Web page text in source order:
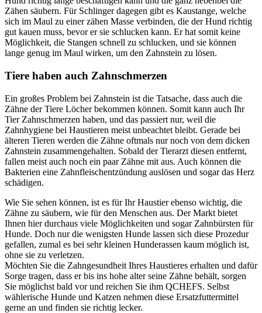
Zähen säubern. Für Schlinger dagegen gibt es Kaustange, welche
sich im Maul zu einer zähen Masse verbinden, die der Hund richtig
gut kauen muss, bevor er sie schlucken kann. Er hat somit keine
Möglichkeit, die Stangen schnell zu schlucken, und sie können
lange genug im Maul wirken, um den Zahnstein zu lösen.
Tiere haben auch Zahnschmerzen
Ein großes Problem bei Zahnstein ist die Tatsache, dass auch die
Zähne der Tiere Löcher bekommen können. Somit kann auch Ihr
Tier Zahnschmerzen haben, und das passiert nur, weil die
Zahnhygiene bei Haustieren meist unbeachtet bleibt. Gerade bei
älteren Tieren werden die Zähne oftmals nur noch von dem dicken
Zahnstein zusammengehalten. Sobald der Tierarzt diesen entfernt,
fallen meist auch noch ein paar Zähne mit aus. Auch können die
Bakterien eine Zahnfleischentzündung auslösen und sogar das Herz
schädigen.
Wie Sie sehen können, ist es für Ihr Haustier ebenso wichtig, die
Zähne zu säubern, wie für den Menschen aus. Der Markt bietet
Ihnen hier durchaus viele Möglichkeiten und sogar Zahnbürsten für
Hunde. Doch nur die wenigsten Hunde lassen sich diese Prozedur
gefallen, zumal es bei sehr kleinen Hunderassen kaum möglich ist,
ohne sie zu verletzen.
Möchten Sie die Zahngesundheit Ihres Haustieres erhalten und dafür
Sorge tragen, dass er bis ins hohe alter seine Zähne behält, sorgen
Sie möglichst bald vor und reichen Sie ihm QCHEFS. Selbst
wählerische Hunde und Katzen nehmen diese Ersatzfuttermittel
gerne an und finden sie richtig lecker.